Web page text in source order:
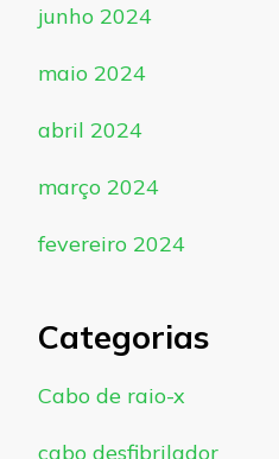
junho 2024
maio 2024
abril 2024
março 2024
fevereiro 2024
Categorias
Cabo de raio-x
cabo desfibrilador